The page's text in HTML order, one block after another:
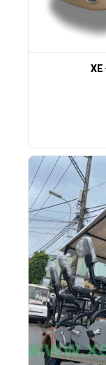
XE